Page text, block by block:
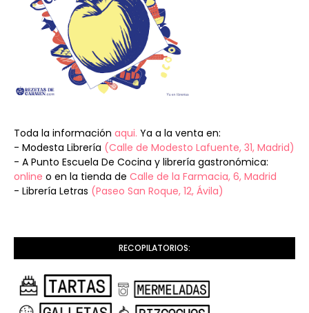
Toda la información aqui. Ya a la venta en:
- Modesta Librería (Calle de Modesto Lafuente, 31, Madrid)
- A Punto Escuela De Cocina y librería gastronómica:
online o en la tienda de Calle de la Farmacia, 6, Madrid
- Librería Letras (Paseo San Roque, 12, Ávila)
RECOPILATORIOS: